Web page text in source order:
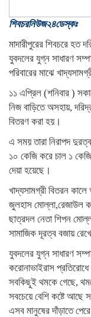
শিবচরনিউজ২৪ডেস্কঃ
মাদারীপুরের শিবচরে হত
যুবদলের যুগ্ন সাধারণ
পরিবারের মাঝে
১১ এপ্রিল (শনিবার )
নিজ বাড়িতে অসহায়,
বিতরণ করা হয়।
এ সময় তারা নিরাপদ
১০ কেজি করে চাল ১
দেয়া হয়েছে।
খাদ্যসামগ্রী বিতরন
জুলহাস মোল্লা,রেজাউল
ছাত্রদল নেতা শিপন
সামাজিক দূরত্ব বজায়
যুবদলের যুগ্ন সাধারণ
করোনাভাইরাস প্রতিরোধে
সবকিছুই থমকে গেছে,
সবচেয়ে বেশি কষ্টে আছে
এসব মানুষের দাঁড়াতে